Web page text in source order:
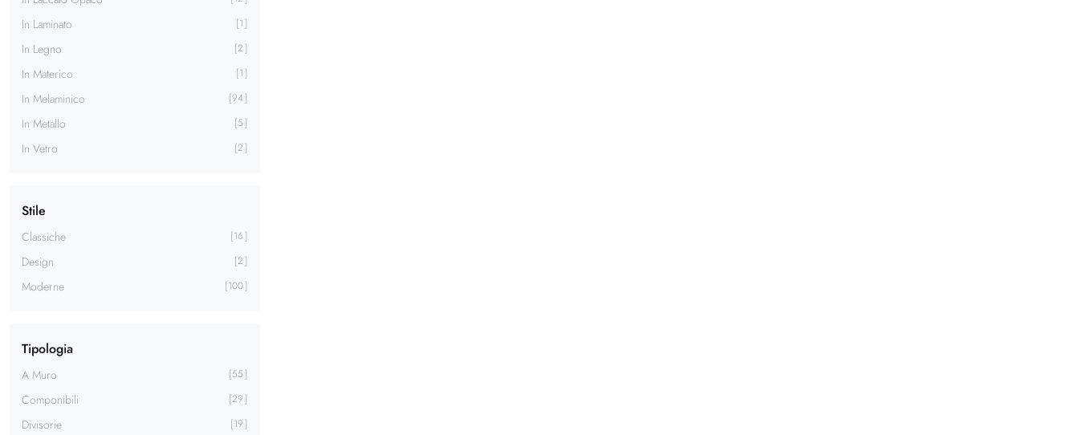
In Laminato 1
In Legno 2
In Materico 1
In Melaminico 94
In Metallo 5
In Vetro 2
Stile
Classiche 16
Design 2
Moderne 100
Tipologia
A Muro 55
Componibili 29
Divisorie 19